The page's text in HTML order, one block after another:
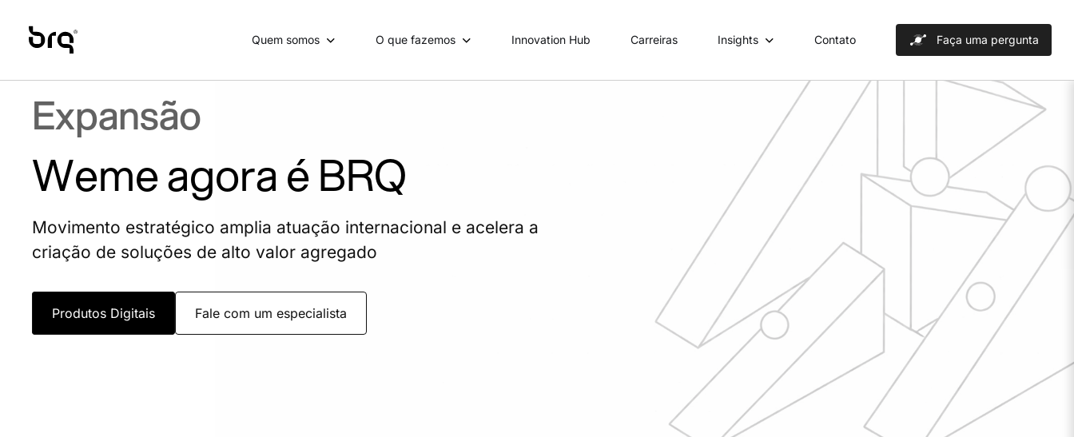
Quem somos O que fazemos Innovation Hub Carreiras Insights Contato Faça uma pergunta
Expansão
Weme agora é BRQ
Movimento estratégico amplia atuação internacional e acelera a
criação de soluções de alto valor agregado
Produtos Digitais Fale com um especialista